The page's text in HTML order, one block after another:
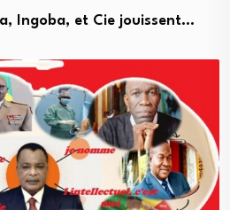
Ingoba, et Cie jouissent…